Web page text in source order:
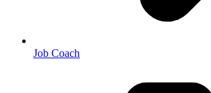
Job Coach